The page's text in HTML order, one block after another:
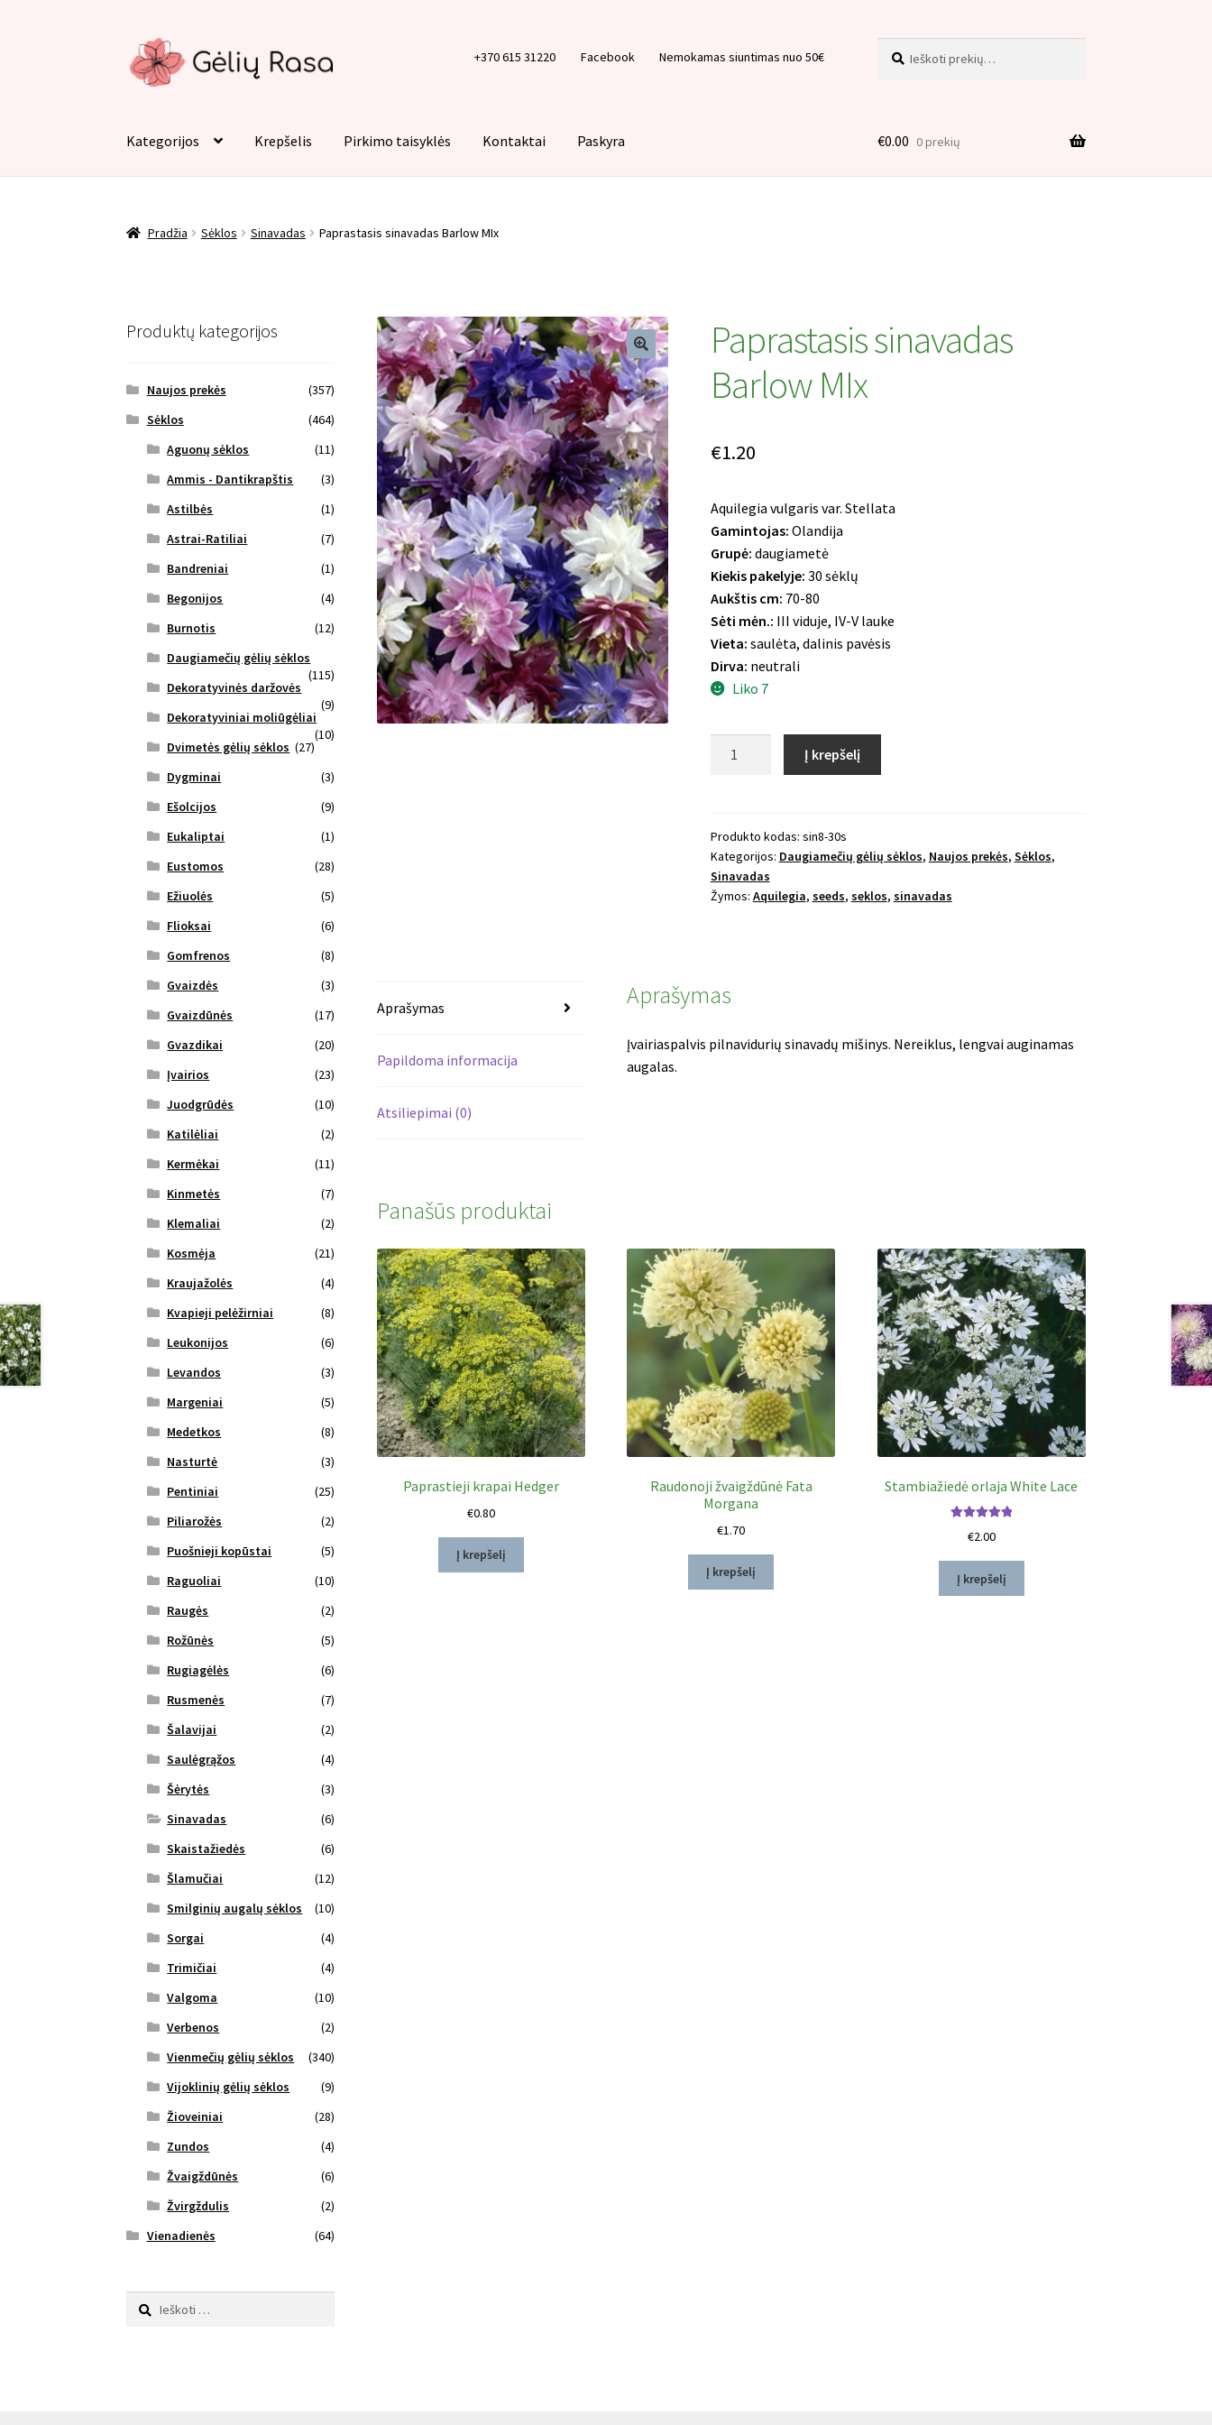
Pereiti
prie
meniu
Pereiti
prie
turinio
+370 615 31220 Facebook Nemokamas siuntimas nuo 50€
Kategorijos Krepšelis Pirkimo taisyklės Kontaktai Paskyra €0.00 0 prekių
Pradžia Sėklos Sinavadas Paprastasis sinavadas Barlow MIx
Paprastasis sinavadas
Barlow MIx
€1.20
Aquilegia vulgaris var. Stellata
Gamintojas: Olandija
Grupė: daugiametė
Kiekis pakelyje: 30 sėklų
Aukštis cm: 70-80
Sėti mėn.: III viduje, IV-V lauke
Vieta: saulėta, dalinis pavėsis
Dirva: neutrali
Liko 7
Barlow
MIx
Į krepšelį
Produkto kodas: sin8-30s
Kategorijos: Daugiamečių gėlių sėklos, Naujos prekės, Sėklos,
Sinavadas
Žymos: Aquilegia, seeds, seklos, sinavadas
Aprašymas
Papildoma informacija
Atsiliepimai (0)
Aprašymas
Įvairiaspalvis pilnavidurių sinavadų mišinys. Nereiklus, lengvai auginamas
augalas.
Panašūs produktai
Paprastieji krapai Hedger
€0.80
Į krepšelį
Raudonoji žvaigždūnė Fata
Morgana
€1.70
Į krepšelį
Stambiažiedė orlaja White Lace
€2.00
Į krepšelį
Produktų kategorijos
Naujos prekės
(357)
Sėklos
(464)
Aguonų sėklos
(11)
Ammis - Dantikrapštis
(3)
Astilbės
(1)
Astrai-Ratiliai
(7)
Bandreniai
(1)
Begonijos
(4)
Burnotis
(12)
Daugiamečių gėlių sėklos
(115)
Dekoratyvinės daržovės
(9)
Dekoratyviniai moliūgėliai
(10)
Dvimetės gėlių sėklos (27)
Dygminai
(3)
Ešolcijos
(9)
Eukaliptai
(1)
Eustomos
(28)
Ežiuolės
(5)
Flioksai
(6)
Gomfrenos
(8)
Gvaizdės
(3)
Gvaizdūnės
(17)
Gvazdikai
(20)
Įvairios
(23)
Juodgrūdės
(10)
Katilėliai
(2)
Kermėkai
(11)
Kinmetės
(7)
Klemaliai
(2)
Kosmėja
(21)
Kraujažolės
(4)
Kvapieji pelėžirniai
(8)
Leukonijos
(6)
Levandos
(3)
Margeniai
(5)
Medetkos
(8)
Nasturtė
(3)
Pentiniai
(25)
Piliarožės
(2)
Puošnieji kopūstai
(5)
Raguoliai
(10)
Raugės
(2)
Rožūnės
(5)
Rugiagėlės
(6)
Rusmenės
(7)
Šalavijai
(2)
Saulėgrąžos
(4)
Šėrytės
(3)
Sinavadas
(6)
Skaistažiedės
(6)
Šlamučiai
(12)
Smilginių augalų sėklos
(10)
Sorgai
(4)
Trimičiai
(4)
Valgoma
(10)
Verbenos
(2)
Vienmečių gėlių sėklos
(340)
Vijoklinių gėlių sėklos
(9)
Žioveiniai
(28)
Zundos
(4)
Žvaigždūnės
(6)
Žvirgždulis
(2)
Vienadienės
(64)
Ieškoti: